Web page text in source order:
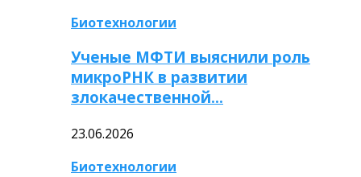
Биотехнологии
Ученые МФТИ выяснили роль
микроРНК в развитии
злокачественной…
23.06.2026
Биотехнологии